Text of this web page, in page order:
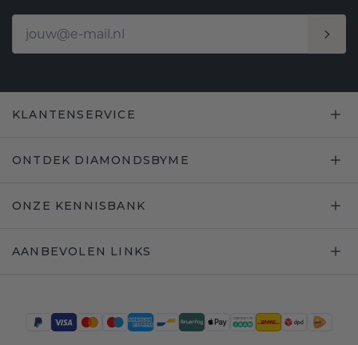
KLANTENSERVICE
ONTDEK DIAMONDSBYME
ONZE KENNISBANK
AANBEVOLEN LINKS